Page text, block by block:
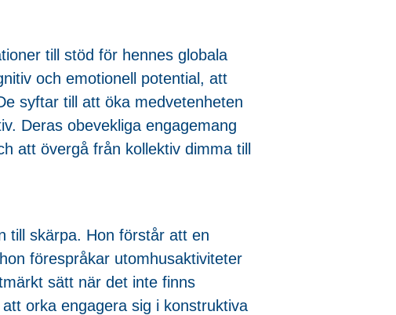
till stöd för hennes globala
och emotionell potential, att
syftar till att öka medvetenheten
Deras obevekliga engagemang
att övergå från kollektiv dimma till
till skärpa. Hon förstår att en
förespråkar utomhusaktiviteter
sätt när det inte finns
orka engagera sig i konstruktiva